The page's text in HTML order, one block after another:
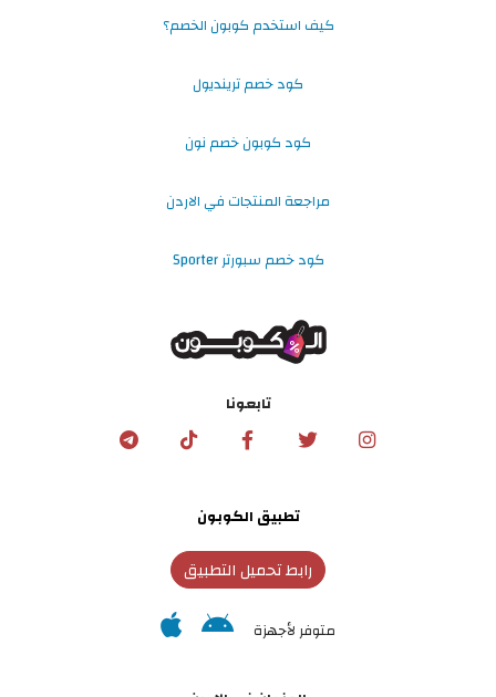
كيف استخدم كوبون الخصم؟
كود خصم ترينديول
كود كوبون خصم نون
مراجعة المنتجات في الاردن
كود خصم سبورتر Sporter
تابعونا
تطبيق الكوبون
رابط تحميل التطبيق
متوفر لأجهزة